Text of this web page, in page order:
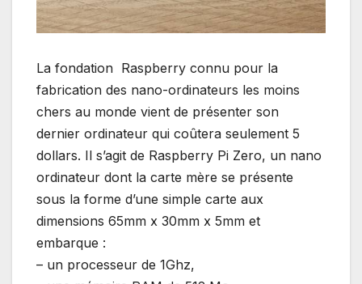
La fondation Raspberry connu pour la
fabrication des nano-ordinateurs les moins
chers au monde vient de présenter son
dernier ordinateur qui coûtera seulement 5
dollars. Il s’agit de Raspberry Pi Zero, un nano
ordinateur dont la carte mère se présente
sous la forme d’une simple carte aux
dimensions 65mm x 30mm x 5mm et
embarque :
– un processeur de 1Ghz,